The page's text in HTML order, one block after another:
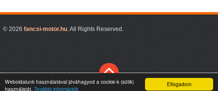
Elfogadom
Weboldalunk használatával jóváhagyod a cookie-k (sütik)
használatát. További információk
© 2026 fancsi-motor.hu. All Rights Reserved.